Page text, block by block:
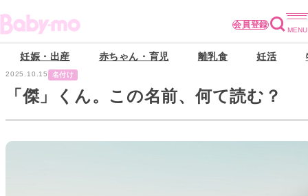
会員登録
妊娠・出産 赤ちゃん・育児 離乳食 妊活
2025.10.15 名付け
「傑」くん。この名前、何て読む？